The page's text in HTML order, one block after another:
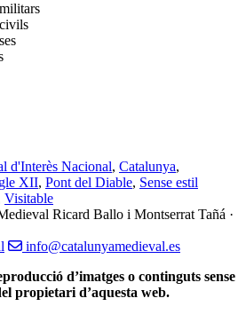
d'Interès Nacional, Catalunya,
XII, Pont del Diable, Sense estil
Visitable
Ricard Ballo i Montserrat Tañá ·
info@catalunyamedieval.es
d’imatges o continguts sense
propietari d’aquesta web.